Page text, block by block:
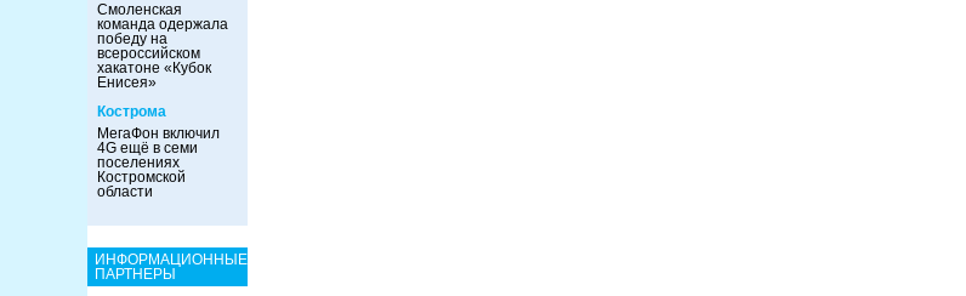
Смоленская
команда одержала
победу на
всероссийском
хакатоне «Кубок
Енисея»
Кострома
МегаФон включил
4G ещё в семи
поселениях
Костромской
области
ИНФОРМАЦИОННЫЕ
ПАРТНЕРЫ